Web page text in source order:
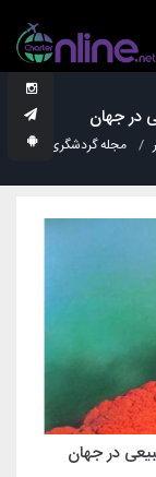
در جهان
مجله گردشگری
در جهان